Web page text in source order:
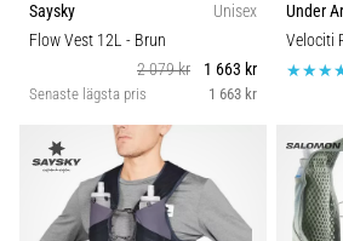
Vilka
är
vanligaste…
5. 8. 2026
8 min. läsning
Saysky
Unisex
Flow Vest 12L - Brun
2 079 kr
1 663 kr
Senaste lägsta pris 1 663 kr
Under
Velociti